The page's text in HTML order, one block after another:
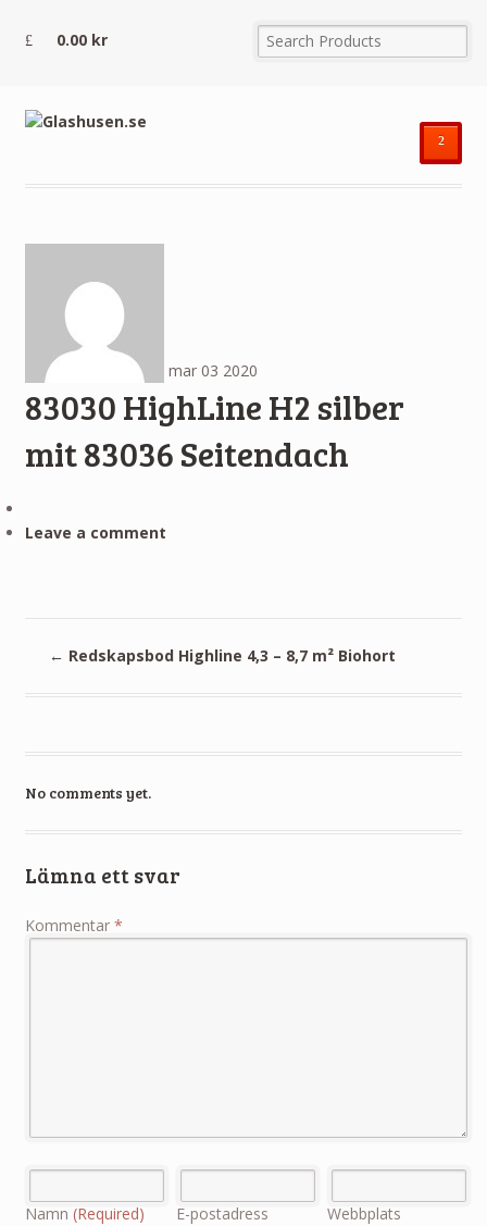
0.00 kr
²
mar 03 2020
83030 HighLine H2 silber
mit 83036 Seitendach
Leave a comment
← Redskapsbod Highline 4,3 – 8,7 m² Biohort
No comments yet.
Lämna ett svar
Kommentar *
Namn (Required)
E-postadress
Webbplats